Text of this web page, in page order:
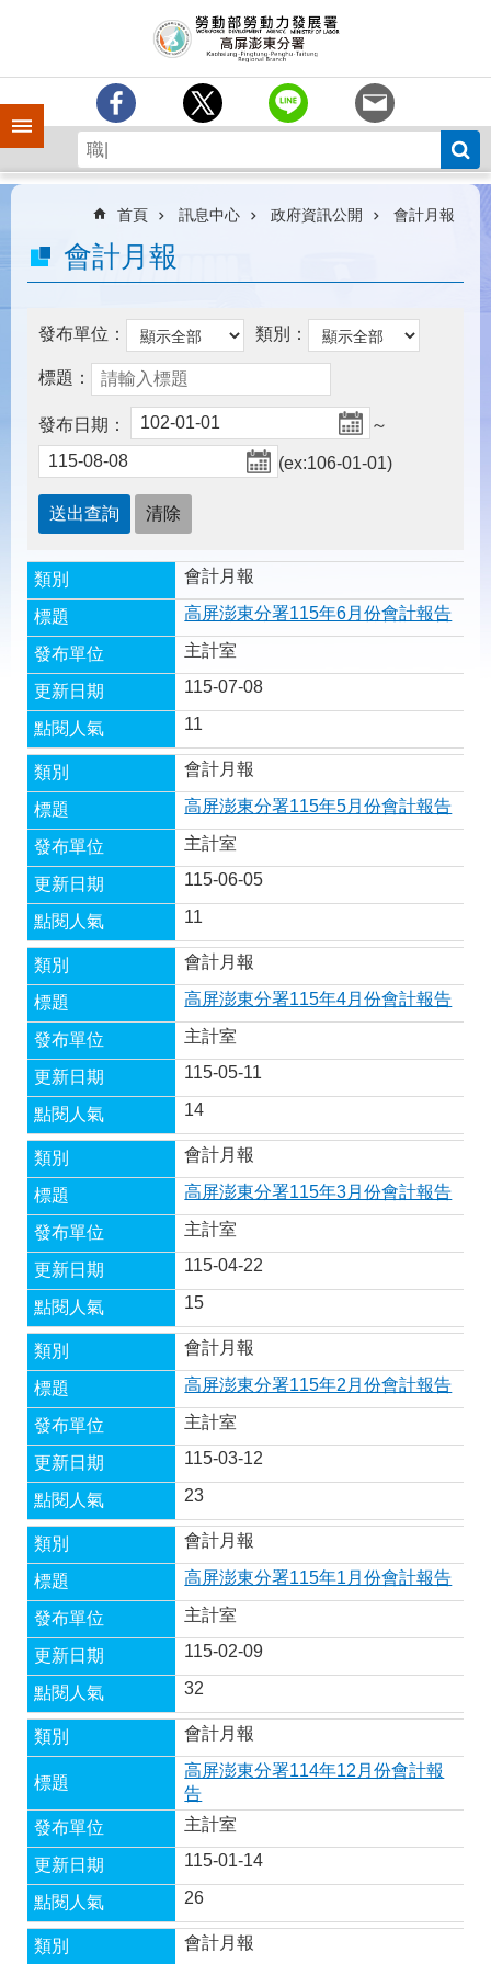
手機側欄
中
分
簡
業
務
常
見
答
網
站
導
覽
回
首
頁
English
民
意
信
箱
常
見
問
答
雙
語
詞
彙
RSS
隱
私
權
及
資
訊
安
全
政
策
政
府
網
站
資
料
開
放
宣
告
聯
絡
資
訊
首頁 訊息中心 政府資訊公開 會計月報
會計月報
發布單位： 類別：
標題：
發布日期： ～
(ex:106-01-01)
會計月報
高屏澎東分署115年6月份會計報告
主計室
115-07-08
11
會計月報
高屏澎東分署115年5月份會計報告
主計室
115-06-05
11
會計月報
高屏澎東分署115年4月份會計報告
主計室
115-05-11
14
會計月報
高屏澎東分署115年3月份會計報告
主計室
115-04-22
15
會計月報
高屏澎東分署115年2月份會計報告
主計室
115-03-12
23
會計月報
高屏澎東分署115年1月份會計報告
主計室
115-02-09
32
會計月報
高屏澎東分署114年12月份會計報
告
主計室
115-01-14
26
會計月報